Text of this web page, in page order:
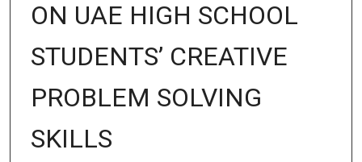
ON UAE HIGH SCHOOL
STUDENTS’ CREATIVE
PROBLEM SOLVING
SKILLS